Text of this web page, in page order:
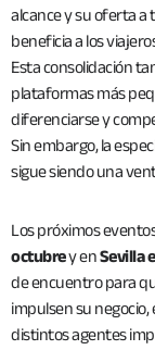
alcance y su oferta a
beneficia a los
Esta consolidación
plataformas más
diferenciarse y
Sin embargo, la
sigue siendo una
Los próximos
octubrey enSevilla
de encuentro para
impulsen su negocio,
distintos agentes